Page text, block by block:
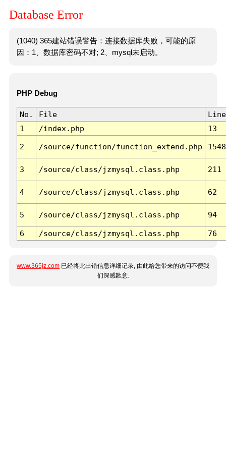
Database Error
(1040) 365建站错误警告：连接数据库失败，可能的原
因：1、数据库密码不对; 2、mysql未启动。
PHP Debug
No. File
Line
1
/index.php 13
2 /source/function/function_extend.php 1548
3 /source/class/jzmysql.class.php 211
4 /source/class/jzmysql.class.php 62
5 /source/class/jzmysql.class.php 94
6 /source/class/jzmysql.class.php 76
www.365jz.com 已经将此出错信息详细记录, 由此给您带来的访问不便我
们深感歉意.